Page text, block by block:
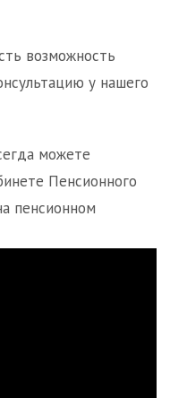
возможность
у нашего
можете
Пенсионного
пенсионном